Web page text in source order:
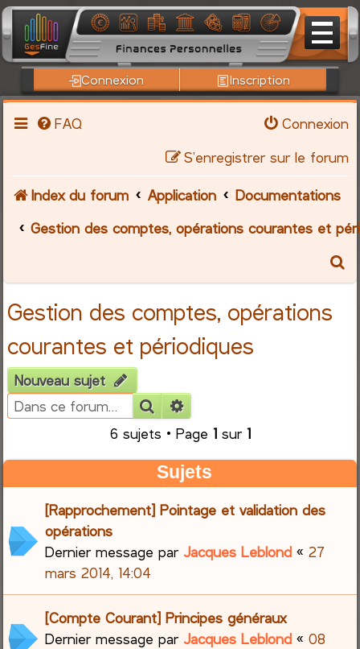
Connexion Inscription
FAQ
Connexion
S’enregistrer sur le forum
Index du forum Application
Documentations
Gestion des comptes, opérations courantes et
c
h
Gestion des comptes, opérations
courantes et périodiques
Nouveau sujet
Rechercher
6 sujets • Page 1sur 1
Sujets
[Rapprochement] Pointage et validation des
opérations
Dernier message parJacques Leblond «27
mars 2014, 14:04
[Compte Courant] Principes généraux
Dernier message parJacques Leblond «08